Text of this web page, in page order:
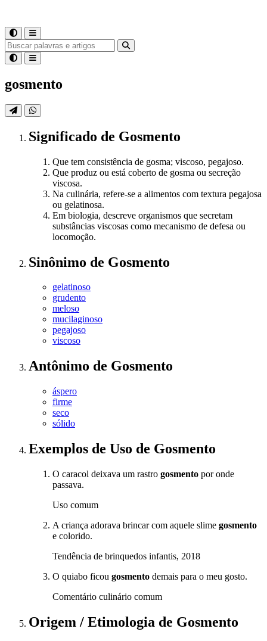
gosmento
Significado de Gosmento
Que tem consistência de gosma; viscoso, pegajoso.
Que produz ou está coberto de gosma ou secreção
viscosa.
Na culinária, refere-se a alimentos com textura pegajosa
ou gelatinosa.
Em biologia, descreve organismos que secretam
substâncias viscosas como mecanismo de defesa ou
locomoção.
Sinônimo de Gosmento
gelatinoso
grudento
meloso
mucilaginoso
pegajoso
viscoso
Antônimo de Gosmento
áspero
firme
seco
sólido
Exemplos de Uso de Gosmento
O caracol deixava um rastro gosmento por onde
passava.
Uso comum
A criança adorava brincar com aquele slime gosmento
e colorido.
Tendência de brinquedos infantis, 2018
O quiabo ficou gosmento demais para o meu gosto.
Comentário culinário comum
Origem / Etimologia de Gosmento